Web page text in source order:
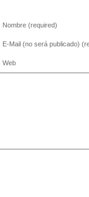
Nombre (required)
E-Mail (no será publicado)
Web